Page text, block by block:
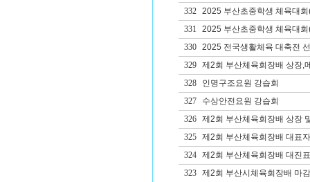
332
2025 부산초중학생 체육대
331
2025 부산초중학생 체육대
330
2025 전국생활체육 대축전
329
제2회 부산체육회장배 상장,
328
인명구조요원 강습회
327
수상안전요원 강습회
326
제2회 부산체육회장배 상장
325
제2회 부산체육회장배 대표
324
제2회 부산체육회장배 대진
323
제2회 부산시체육회장배 마감